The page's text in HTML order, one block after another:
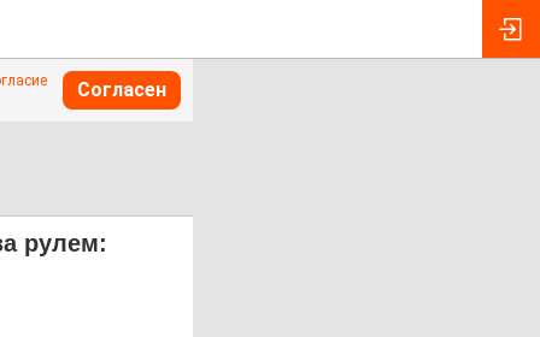
Согласен
рулем: